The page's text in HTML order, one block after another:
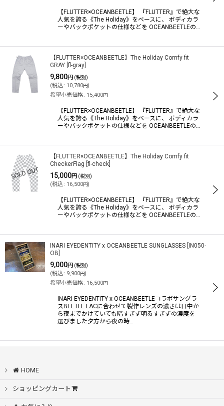
【FLUTTER×OCEANBEETLE】 『FLUTTER』で絶大な
人気を誇る《The Holiday》をベースに、 ボディカラ
ーやバックポケットの仕様などを OCEANBEETLEの…
【FLUTTER×OCEANBEETLE】The Holiday Comfy fit
GRAY fl-gray
9,800円 (税別)
(税込: 10,780円)
希望小売価格: 15,400円
【FLUTTER×OCEANBEETLE】 『FLUTTER』で絶大な
人気を誇る《The Holiday》をベースに、 ボディカラ
ーやバックポケットの仕様などを OCEANBEETLEの…
【FLUTTER×OCEANBEETLE】The Holiday Comfy fit
CheckerFlag fl-check
15,000円 (税別)
(税込: 16,500円)
【FLUTTER×OCEANBEETLE】 『FLUTTER』で絶大な
人気を誇る《The Holiday》をベースに、 ボディカラ
ーやバックポケットの仕様などを OCEANBEETLEの…
INARI EYEDENTITY x OCEANBEETLE SUNGLASSES IN050-
OB
9,000円 (税別)
(税込: 9,900円)
希望小売価格: 16,500円
INARI EYEDENTITY x OCEANBEETLEコラボサングラ
スBEETLE LACに合わせて製作レンズの濃さは日中か
ら夜までかけていても暗すぎず明るすぎずの濃度を
選びました夕方から夜の時…
HOME
ショッピングカート